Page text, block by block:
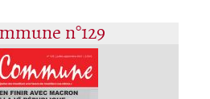
n°129